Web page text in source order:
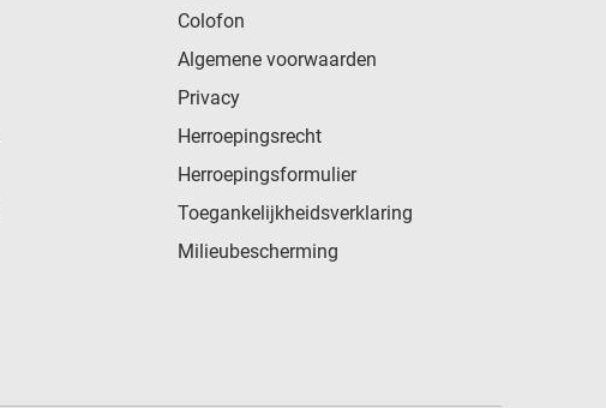
Colofon
Algemene voorwaarden
Privacy
Herroepingsrecht
Herroepingsformulier
Toegankelijkheidsverklaring
Milieubescherming